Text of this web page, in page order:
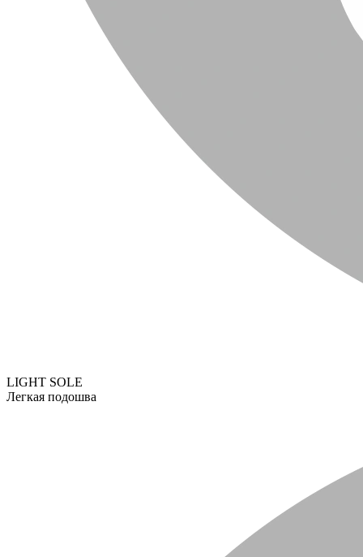
LIGHT SOLE
Легкая подошва